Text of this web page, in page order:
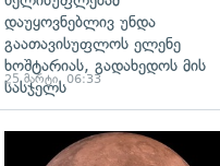
დაუყოვნებლივ უნდა
გაათავისუფლოს ელენე
ხოშტარიას, გადახედოს მის
სასჯელს
25 მარტი, 06:33
გადახედვა